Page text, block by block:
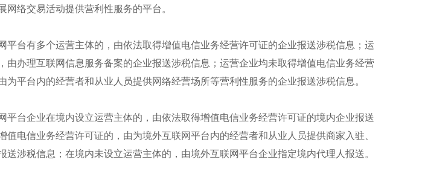
网络交易活动提供营利性服务的平台。
平台有多个运营主体的，由依法取得增值电信业务经营许可证的企业报送涉税信息；运
由办理互联网信息服务备案的企业报送涉税信息；运营企业均未取得增值电信业务经营
平台内的经营者和从业人员提供网络经营场所等营利性服务的企业报送涉税信息。
平台企业在境内设立运营主体的，由依法取得增值电信业务经营许可证的境内企业报送
电信业务经营许可证的，由为境外互联网平台内的经营者和从业人员提供商家入驻、
送涉税信息；在境内未设立运营主体的，由境外互联网平台企业指定境内代理人报送。